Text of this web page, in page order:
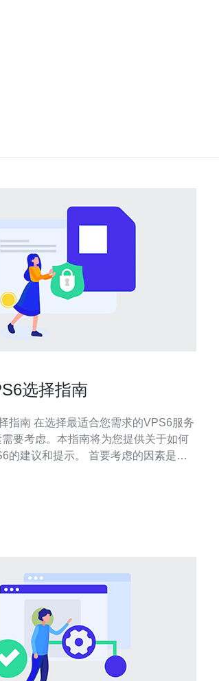
选择指南
的VPS6服务
要考虑。本指南将为您提供关于如何
示。 首要考虑的因素是服
，以确保您的网站或应用程序能够顺